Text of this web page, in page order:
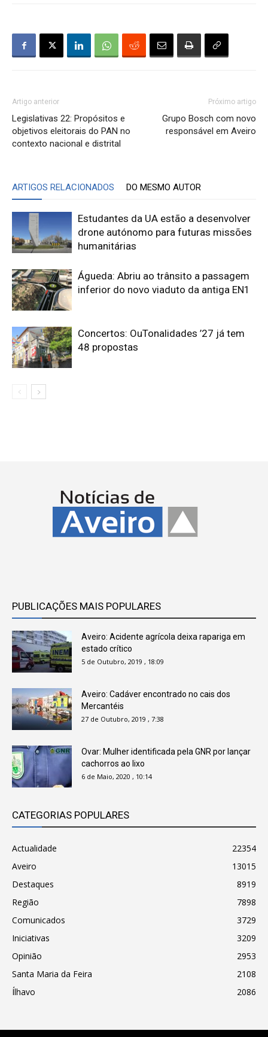
Artigo anterior
Legislativas 22: Propósitos e
objetivos eleitorais do PAN no
contexto nacional e distrital
Próximo artigo
Grupo Bosch com novo
responsável em Aveiro
ARTIGOS RELACIONADOS DO MESMO AUTOR
Estudantes da UA estão a desenvolver
drone autónomo para futuras missões
humanitárias
Águeda: Abriu ao trânsito a passagem
inferior do novo viaduto da antiga EN1
Concertos: OuTonalidades ’27 já tem
48 propostas
PUBLICAÇÕES MAIS POPULARES
Aveiro: Acidente agrícola deixa rapariga em
estado crítico
5 de Outubro, 2019 , 18:09
Aveiro: Cadáver encontrado no cais dos
Mercantéis
27 de Outubro, 2019 , 7:38
Ovar: Mulher identificada pela GNR por lançar
cachorros ao lixo
6 de Maio, 2020 , 10:14
CATEGORIAS POPULARES
Actualidade
22354
Aveiro
13015
Destaques
8919
Região
7898
Comunicados
3729
Iniciativas
3209
Opinião
2953
Santa Maria da Feira
2108
Ílhavo
2086